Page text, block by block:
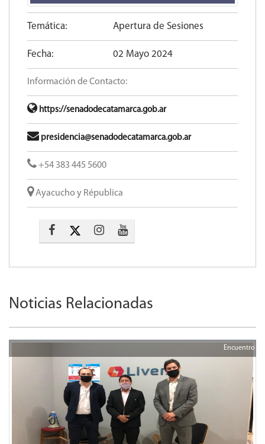
Temática: Apertura de Sesiones
Fecha: 02 Mayo 2024
Información de Contacto:
https://senadodecatamarca.gob.ar
presidencia@senadodecatamarca.gob.ar
+54 383 445 5600​
Ayacucho y Républica
Noticias Relacionadas
Encuentro